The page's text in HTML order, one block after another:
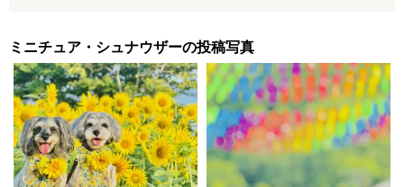
ミニチュア・シュナウザーの投稿写真